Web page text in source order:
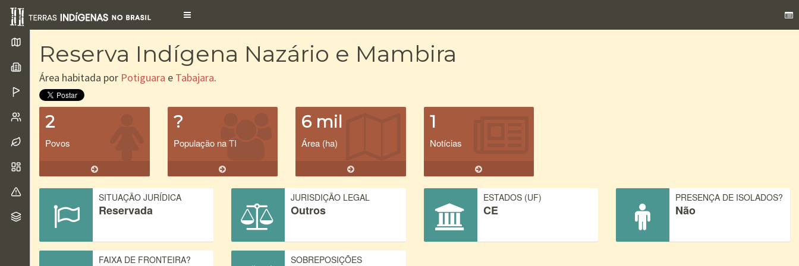
Toggle
Reserva Indígena Nazário e Mambira
Área habitada por Potiguara e Tabajara.
2
Povos
?
População na TI
6 mil
Área (ha)
1
Notícias
SITUAÇÃO JURÍDICA
Reservada
JURISDIÇÃO LEGAL
Outros
ESTADOS (UF)
CE
PRESENÇA DE ISOLADOS?
Não
FAIXA DE FRONTEIRA? SOBREPOSIÇÕES